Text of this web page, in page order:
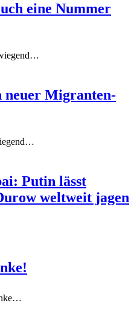
eine Nummer
neuer Migranten-
Putin lässt
weltweit jagen